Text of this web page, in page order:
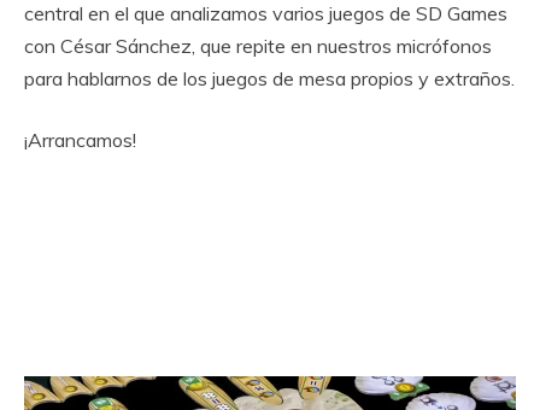
central en el que analizamos varios juegos de SD Games
con César Sánchez, que repite en nuestros micrófonos
para hablarnos de los juegos de mesa propios y extraños.
¡Arrancamos!